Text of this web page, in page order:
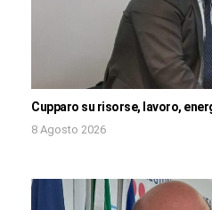
Cupparo su risorse, lavoro,
8 Agosto 2026